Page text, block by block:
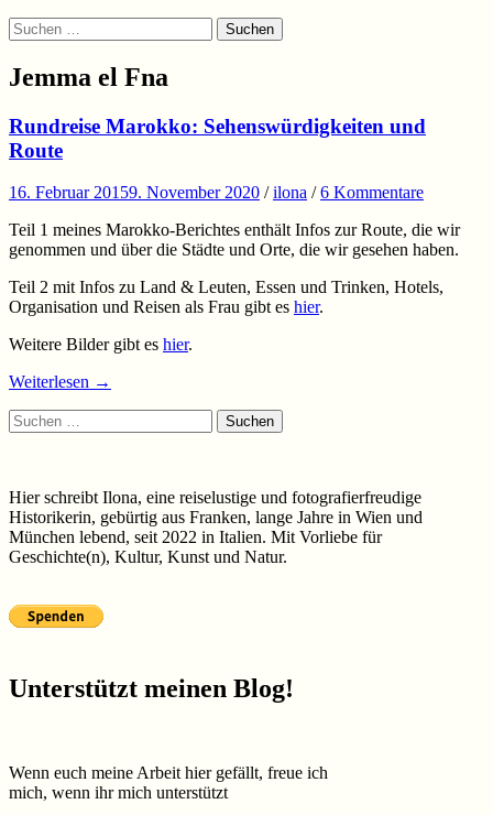
Suchen
Suchen
nach:
Jemma el Fna
Rundreise Marokko: Sehenswürdigkeiten und
Route
16. Februar 20159. November 2020 /ilona /6 Kommentare
Teil 1 meines Marokko-Berichtes enthält Infos zur Route, die wir
genommen und über die Städte und Orte, die wir gesehen haben.
Teil 2 mit Infos zu Land & Leuten, Essen und Trinken, Hotels,
Organisation und Reisen als Frau gibt es hier.
Weitere Bilder gibt es hier.
Weiterlesen →
Suchen
nach:
Hier schreibt Ilona, eine reiselustige und fotografierfreudige
Historikerin, gebürtig aus Franken, lange Jahre in Wien und
München lebend, seit 2022 in Italien. Mit Vorliebe für
Geschichte(n), Kultur, Kunst und Natur.
Unterstützt meinen Blog!
Wenn euch meine Arbeit hier gefällt, freue ich
mich, wenn ihr mich unterstützt